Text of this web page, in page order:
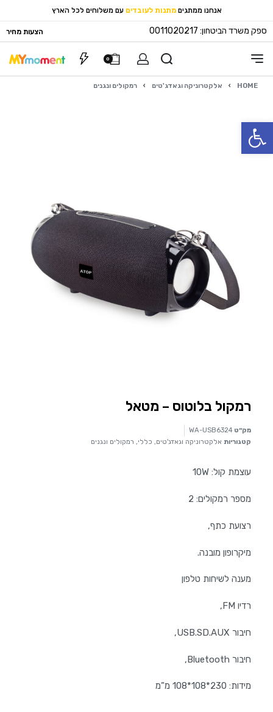
פתח סרגל נגישות
אנחנו ממתגים מתנות לעובדים עם משלוחים לכל הארץ
ספק משרד הביטחון: 0011020217 הצעות מחיר
0
HOME
› אלקטרוניקה וגאדג'טים › רמקולים ונגנים
רמקול בלוטוס – מטאל
מק״ט WA-USB6324
קטגוריות אלקטרוניקה וגאדג'טים, כללי, רמקולים ונגנים
עוצמת קול: 10W
מספר רמקולים: 2
רצועת כתף,
מיקרופון מובנה.
מענה לשיחות טלפון
רדיו FM,
חיבור USB.SD.AUX,
חיבור Bluetooth,
מידות: 230*108*108 מ”מ